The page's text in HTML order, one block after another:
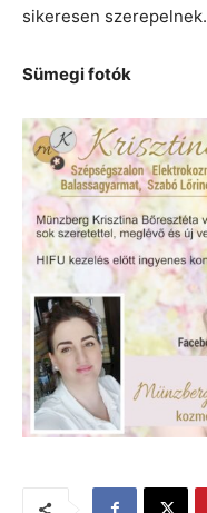
sikeresen szerepelnek.
Sümegi fotók